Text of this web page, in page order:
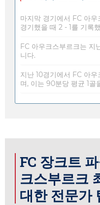
마지막 경기에서 FC 아
경기했을 때 2 - 1를 기록
FC 아우크스부르크는 지
니다.
지난 10경기에서 FC 아
며, 이는 90분당 평균 1골
FC 장크트
크스부르크
대한 전문가